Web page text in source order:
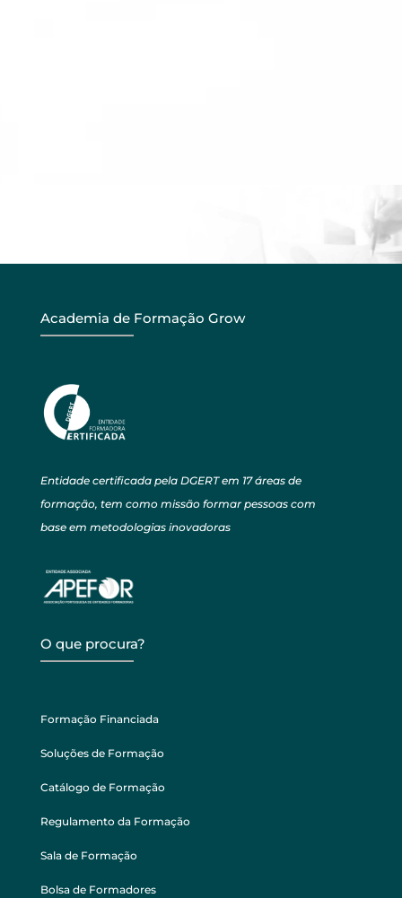
Academia de Formação Grow
Entidade certificada pela DGERT em 17 áreas de
formação, tem como missão formar pessoas com
base em metodologias inovadoras
O que procura?
Formação Financiada
Soluções de Formação
Catálogo de Formação
Regulamento da Formação
Sala de Formação
Bolsa de Formadores